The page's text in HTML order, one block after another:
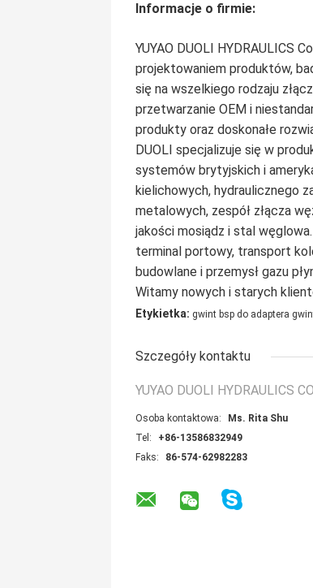
Informacje o firmie:
YUYAO DUOLI HYDRAULICS
projektowaniem produktów,
się na wszelkiego rodzaju
przetwarzanie OEM i
produkty oraz doskonałe
DUOLI specjalizuje się w
systemów brytyjskich i
kielichowych, hydraulicznego
metalowych, zespół złącza
jakości mosiądz i stal
terminal portowy, transport
budowlane i przemysł gazu
Witamy nowych i starych
Etykietka: gwint bsp do adaptera
Szczegóły kontaktu
YUYAO DUOLI HYDRAULICS
Osoba kontaktowa:
Ms. Rita Shu
Tel:
+86-13586832949
Faks:
86-574-62982283